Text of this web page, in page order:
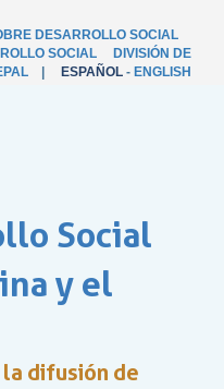
DESARROLLO SOCIAL
SOCIAL
DIVISIÓN DE
ESPAÑOL - ENGLISH
Social
y el
difusión de